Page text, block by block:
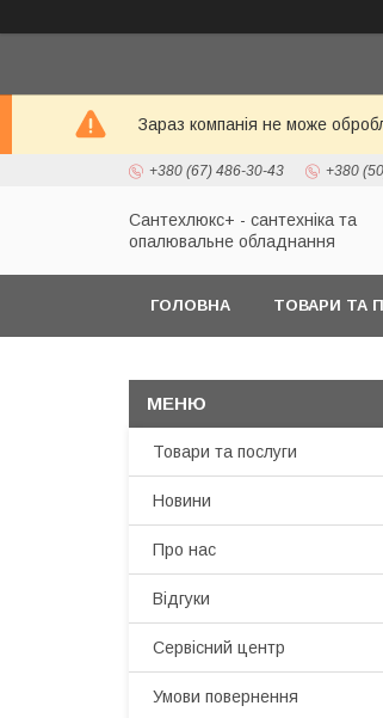
Зараз компанія не може
+380 (67) 486-30-43 +380
Сантехлюкс+ - сантехніка та
опалювальне обладнання
ГОЛОВНА ТОВАРИ ТА
Товари та послуги
Новини
Про нас
Відгуки
Сервісний центр
Умови повернення